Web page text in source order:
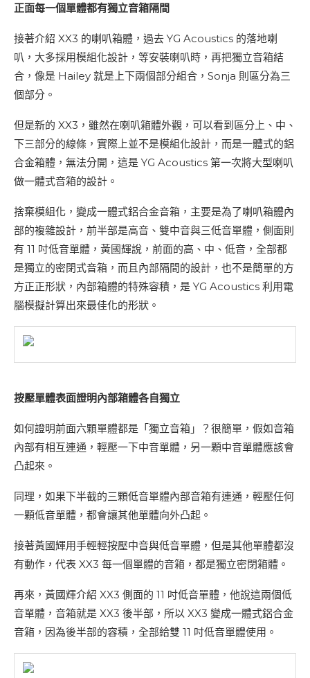
正面每一個單體都有獨立音箱隔間
接著介紹 XX3 的喇叭箱體，過去 YG Acoustics 的落地喇
叭，大多採用模組化設計，等安裝喇叭時，再把獨立音箱結
合，像是 Hailey 就是上下兩個部分組合，Sonja 則區分為三
個部分。
但是新的 XX3，雖然在喇叭箱體外觀，可以看到區分上、中、
下三部分的線條，實際上並不是模組化設計，而是一體式的鋁
合金箱體，無法分開，這是 YG Acoustics 第一次將大型喇叭
做一體式音箱的設計。
捨棄模組化，變成一體式鋁合金音箱，主要是為了喇叭箱體內
部的複雜設計，前半部是高音、雙中音與三低音單體，側面則
有 11 吋低音單體，黃國輝說，前面的高、中、低音，全部都
是獨立的密閉式音箱，而且內部隔間的設計，也不是簡單的方
方正正形狀，內部箱體的特殊容積，是 YG Acoustics 利用電
腦模擬計算出來最佳化的形狀。
按壓單體表面證明內部箱體各自獨立
如何證明前面六顆單體都是「獨立音箱」？很簡單，假如音箱
內部有相互連通，輕壓一下中音單體，另一顆中音單體應該會
凸起來。
同理，如果下半截的三顆低音單體內部音箱有連通，輕壓任何
一顆低音單體，都會讓其他單體向外凸起。
接著黃國輝用手輕輕按壓中音與低音單體，但是其他單體都沒
有動作，代表 XX3 每一個單體的音箱，都是獨立密閉箱體。
再來，黃國輝介紹 XX3 側面的 11 吋低音單體，他說這兩個低
音單體，音箱就是 XX3 後半部，所以 XX3 變成一體式鋁合金
音箱，因為後半部的容積，全部給雙 11 吋低音單體使用。